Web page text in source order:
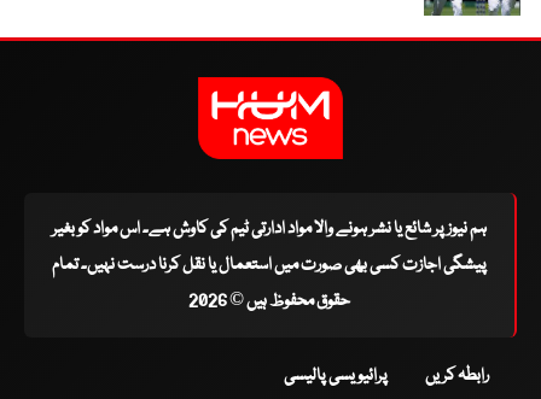
ہم نیوز پر شائع یا نشر ہونے والا مواد ادارتی ٹیم کی کاوش ہے۔ اس مواد کو بغیر
پیشگی اجازت کسی بھی صورت میں استعمال یا نقل کرنا درست نہیں۔ تمام
حقوق محفوظ ہیں © 2026
رابطہ کریں پرائیویسی پالیسی